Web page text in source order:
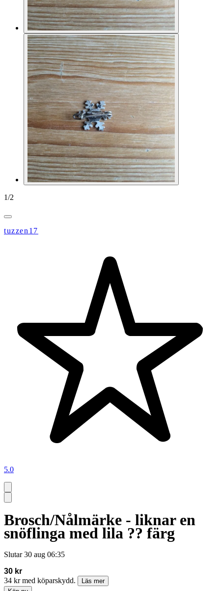
1/2
tuzzen17
5.0
Brosch/Nålmärke - liknar en
snöflinga med lila ?? färg
Slutar 30 aug 06:35
30 kr
34 kr med köparskydd.
Läs mer